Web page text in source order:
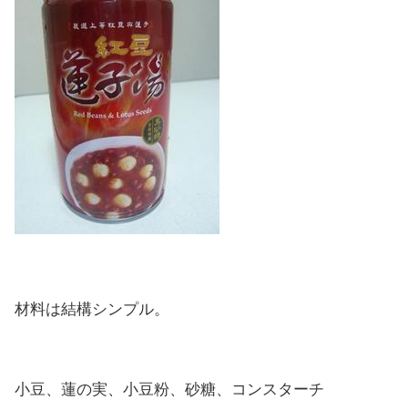
材料は結構シンプル。
小豆、蓮の実、小豆粉、砂糖、コンスターチ